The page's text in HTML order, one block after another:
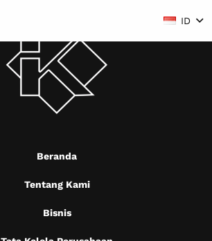
ID
Beranda
Tentang Kami
Bisnis